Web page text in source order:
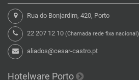
Rua do Bonjardim, 420, Porto
22 207 12 10 (Chamada rede fixa nacional)
aliados@cesar-castro.pt
Hotelware Porto